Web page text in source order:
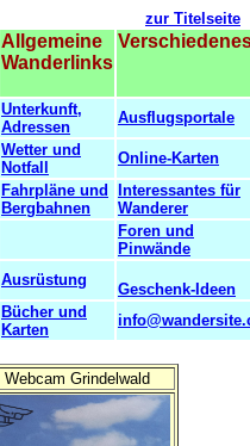
zur Titelseite
Allgemeine
Wanderlinks
Unterkunft,
Adressen
Ausflugsportale
Wetter und
Notfall
Online-Karten
Fahrpläne und
Bergbahnen
Interessantes für
Wanderer
Foren und
Pinwände
Ausrüstung
Geschenk-Ideen
Bücher und
Karten
Webcam Grindelwald